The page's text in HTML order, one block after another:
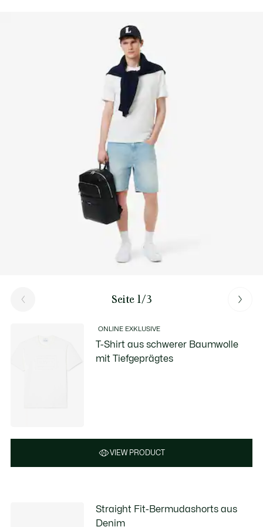
NICHT CHEMISCH REINIGEN
TROCKNEN AUF DER WASCHELEINE
Seite 1/3
ONLINE EXKLUSIVE
T-Shirt aus schwerer Baumwolle
mit Tiefgeprägtes
VIEW PRODUCT
Straight Fit-Bermudashorts aus
Denim